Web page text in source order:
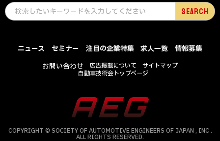
ニュース セミナー 注目の企業特集 求人一覧
情報募集
お問い合わせ
広告掲載について
サイトマップ
自動車技術会トップページ
COPYRIGHT © SOCIETY OF AUTOMOTIVE ENGINEERS OF JAPAN , INC .
ALL RIGHTS RESERVED.